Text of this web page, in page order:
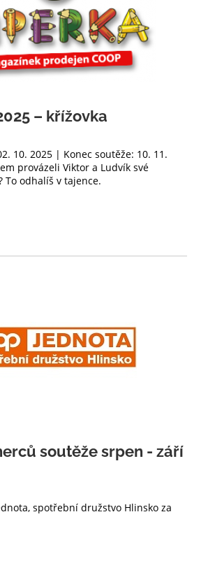
– křížovka
10. 2025 | Konec soutěže: 10. 11.
provázeli Viktor a Ludvík své
To odhalíš v tajence.
soutěže srpen - září
spotřební družstvo Hlinsko za